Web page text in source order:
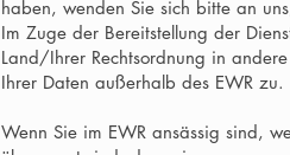
haben, wenden Sie sich bitte an
Im Zuge der Bereitstellung der
Land/Ihrer Rechtsordnung in
Ihrer Daten außerhalb des EWR zu.
Wenn Sie im EWR ansässig sind,